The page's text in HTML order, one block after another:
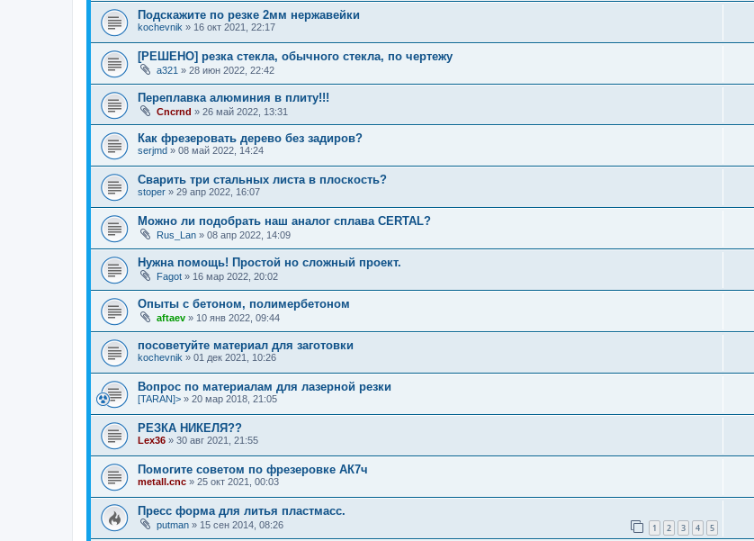
Подскажите по резке 2мм нержавейки
kochevnik » 16 окт 2021, 22:17
[РЕШЕНО] резка стекла, обычного стекла, по чертежу
a321 » 28 июн 2022, 22:42
Переплавка алюминия в плиту!!!
Cncrnd » 26 май 2022, 13:31
Как фрезеровать дерево без задиров?
serjmd » 08 май 2022, 14:24
Сварить три стальных листа в плоскость?
stoper » 29 апр 2022, 16:07
Можно ли подобрать наш аналог сплава CERTAL?
Rus_Lan » 08 апр 2022, 14:09
Нужна помощь! Простой но сложный проект.
Fagot » 16 мар 2022, 20:02
Опыты с бетоном, полимербетоном
aftaev » 10 янв 2022, 09:44
посоветуйте материал для заготовки
kochevnik » 01 дек 2021, 10:26
Вопрос по материалам для лазерной резки
[TARAN]> » 20 мар 2018, 21:05
РЕЗКА НИКЕЛЯ??
Lex36 » 30 авг 2021, 21:55
Помогите советом по фрезеровке АК7ч
metall.cnc » 25 окт 2021, 00:03
Пресс форма для литья пластмасс.
putman » 15 сен 2014, 08:26 1 2 3 4 5